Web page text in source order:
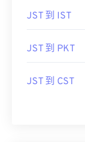
JST 到 IST
JST 到 PKT
JST 到 CST